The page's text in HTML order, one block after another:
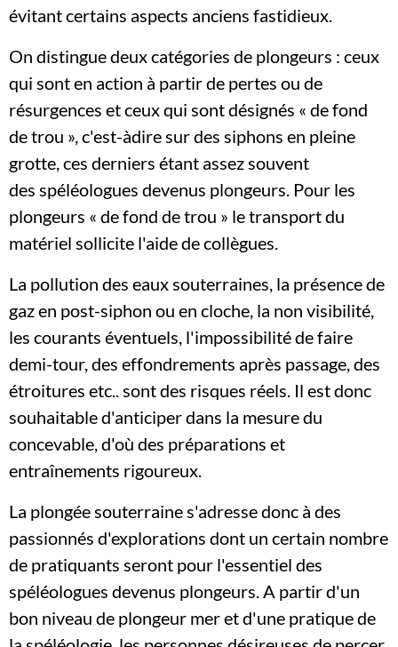
évitant certains aspects anciens fastidieux.
On distingue deux catégories de plongeurs : ceux
qui sont en action à partir de pertes ou de
résurgences et ceux qui sont désignés « de fond
de trou », c'est-àdire sur des siphons en pleine
grotte, ces derniers étant assez souvent
des spéléologues devenus plongeurs. Pour les
plongeurs « de fond de trou » le transport du
matériel sollicite l'aide de collègues.
La pollution des eaux souterraines, la présence de
gaz en post-siphon ou en cloche, la non visibilité,
les courants éventuels, l'impossibilité de faire
demi-tour, des effondrements après passage, des
étroitures etc.. sont des risques réels. Il est donc
souhaitable d'anticiper dans la mesure du
concevable, d'où des préparations et
entraînements rigoureux.
La plongée souterraine s'adresse donc à des
passionnés d'explorations dont un certain nombre
de pratiquants seront pour l'essentiel des
spéléologues devenus plongeurs. A partir d'un
bon niveau de plongeur mer et d'une pratique de